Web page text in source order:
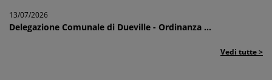
13/07/2026
Delegazione Comunale di Dueville - Ordinanza ...
Vedi tutte >